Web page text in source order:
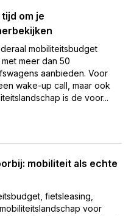
om je
mobiliteitsbudget
meer dan 50
aanbieden. Voor
wake-up call, maar ook
is de voor...
mobiliteit als echte
fietsleasing,
voor